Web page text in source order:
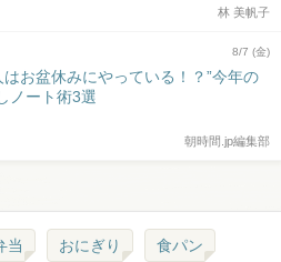
林 美帆子
8/7 (金)
はお盆休みにやっている！？”今年の
ノート術3選
朝時間.jp編集部
当 おにぎり 食パン